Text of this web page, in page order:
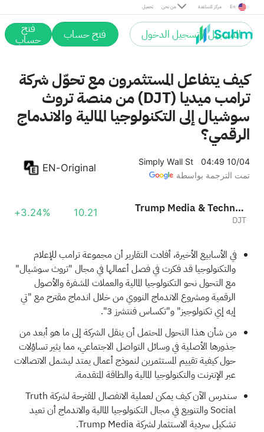
تحميل من نحن مركز المساعدة En
التسجيل / تسجيل الدخول فتح حساب فتح
حساب
كيف يتفاعل المستثمرون مع تحوّل شركة
ترامب ميديا (DJT) من منصة تروث
سوشيال إلى التكنولوجيا المالية والاندماج
الرقمي؟
Simply Wall St
04:49 10/04
تمت الترجمة بواسطة
EN-Original
Trump Media & Technology Group Corp.
DJT
10.21
+3.24%
في الأسابيع الأخيرة، أفادت التقارير أن مجموعة ترامب للإعلام
والتكنولوجيا قد فكرت في فصل أعمالها في مجال "تروث سوشيال"
مع التحول نحو التكنولوجيا المالية والعملات المشفرة والأصول
الرقمية ومشروع الاندماج النووي من خلال اندماج مقترح مع "تي
إيه إي تكنولوجيز" و"تكساس فنتشرز 3".
من شأن هذا التحول المحتمل أن ينقل الشركة إلى ما هو أبعد من
جذورها الأصلية في وسائل التواصل الاجتماعي، مما يثير تساؤلات
حول كيفية تقييم المستثمرين لنموذج أعمال يمتد ليشمل الاتصالات
عبر الإنترنت والتكنولوجيا المالية والطاقة المتقدمة.
سندرس الآن كيف يمكن لعملية الانفصال المقترحة لشركة Truth
Social والتنويع في مجال التكنولوجيا المالية والاندماج أن تعيد
تشكيل سردية الاستثمار لشركة Trump Media.